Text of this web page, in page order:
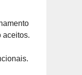
aceitos.